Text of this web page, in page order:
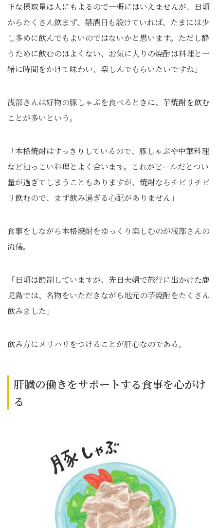
正な摂取量は人にもよるので一概にはいえませんが、日頃
からたくさん飲まず、禁酒日も設けていれば、たまには少
し多めに飲んでもよいのではないかと思います。ただし酔
うために飲むのはよくない、お気に入りの焼酎は料理と一
緒に時間をかけて味わい、楽しんでもらいたいですね」
浅部さんは好物の豚しゃぶを食べるときに、芋焼酎を飲む
ことが多いという。
「本格焼酎はすっきりしているので、豚しゃぶや中華料理
など油っこい料理とよく合います。これがビールだとつい
量が過ぎてしまうこともありますが、焼酎ならチビリチビ
リ飲むので、まず飲み過ぎる心配がありません」
食事をしながら本格焼酎をゆっくり楽しむのが浅部さんの
流儀。
「日頃は節制していますが、先日夫婦で旅行に出かけた鹿
児島では、名物をいただきながら地元の芋焼酎をたくさん
飲みました」
飲み方にメリハリをつけることが肝心なのである。
肝臓の働きをサポートする食事を心がけ
る